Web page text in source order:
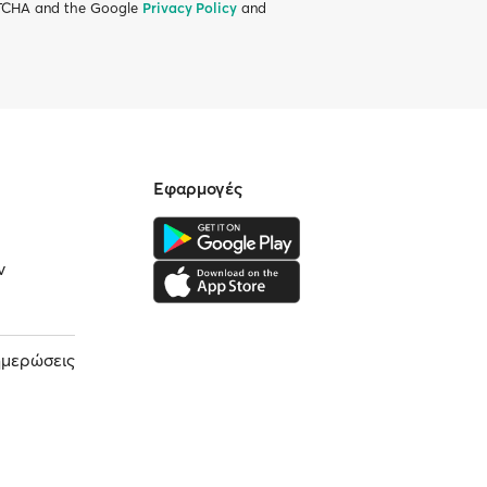
and the Google Privacy Policy and
Εφαρμογές